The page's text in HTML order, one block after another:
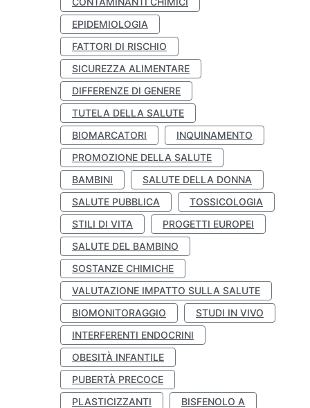
EPIDEMIOLOGIA
FATTORI DI RISCHIO
SICUREZZA ALIMENTARE
DIFFERENZE DI GENERE
TUTELA DELLA SALUTE
BIOMARCATORI
INQUINAMENTO
PROMOZIONE DELLA SALUTE
BAMBINI
SALUTE DELLA DONNA
SALUTE PUBBLICA
TOSSICOLOGIA
STILI DI VITA
PROGETTI EUROPEI
SALUTE DEL BAMBINO
SOSTANZE CHIMICHE
VALUTAZIONE IMPATTO SULLA SALUTE
BIOMONITORAGGIO
STUDI IN VIVO
INTERFERENTI ENDOCRINI
OBESITÀ INFANTILE
PUBERTÀ PRECOCE
PLASTICIZZANTI
BISFENOLO A